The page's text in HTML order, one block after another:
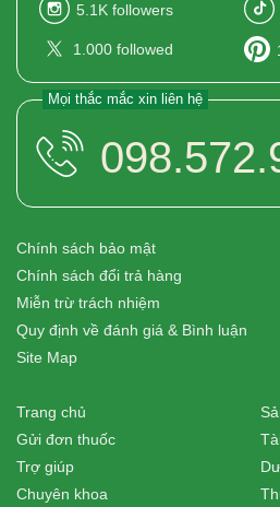
5.1K followers
1.000 followed
Mọi thắc mắc xin liên hệ
Chính sách bảo mật
Chính sách đổi trả hàng
Miễn trừ trách nhiệm
Quy định về đánh giá & Bình luận
Site Map
Trang chủ
Gửi đơn thuốc
Trợ giúp
Chuyên khoa